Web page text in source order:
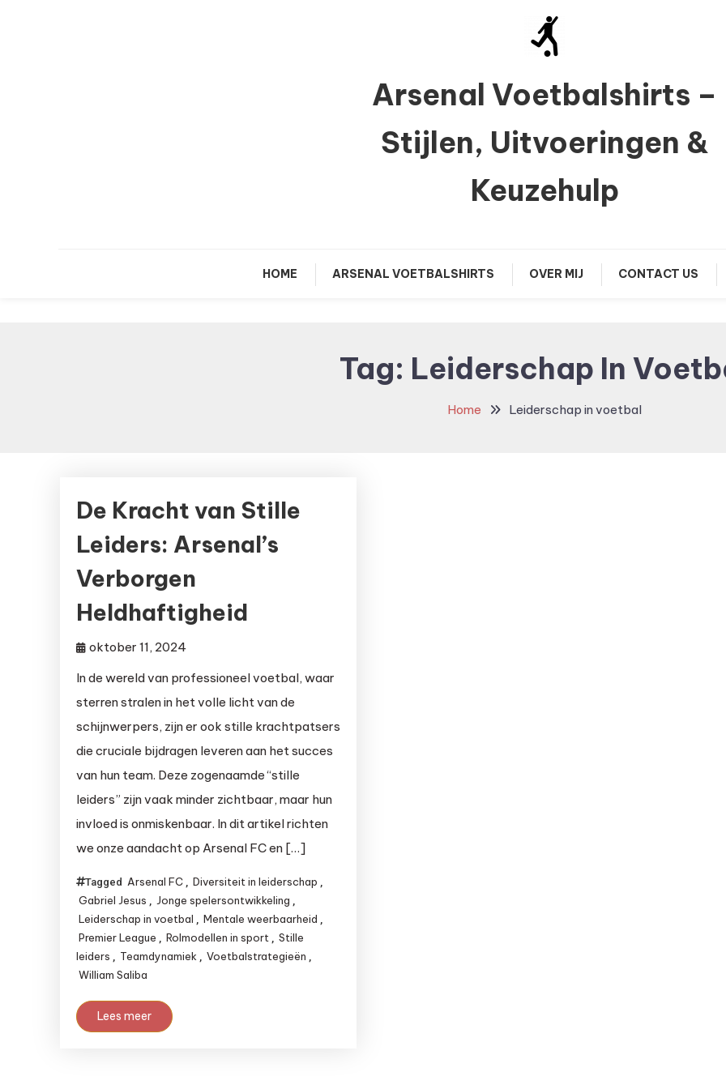
Arsenal Voetbalshirts –
Stijlen, Uitvoeringen &
Keuzehulp
HOME ARSENAL VOETBALSHIRTS OVER MIJ CONTACT US
Tag: Leiderschap In
Home Leiderschap in voetbal
De Kracht van Stille
Leiders: Arsenal’s
Verborgen
Heldhaftigheid
oktober 11, 2024
In de wereld van professioneel voetbal, waar
sterren stralen in het volle licht van de
schijnwerpers, zijn er ook stille krachtpatsers
die cruciale bijdragen leveren aan het succes
van hun team. Deze zogenaamde “stille
leiders” zijn vaak minder zichtbaar, maar hun
invloed is onmiskenbaar. In dit artikel richten
we onze aandacht op Arsenal FC en […]
Tagged Arsenal FC , Diversiteit in leiderschap ,
Gabriel Jesus , Jonge spelersontwikkeling ,
Leiderschap in voetbal , Mentale weerbaarheid ,
Premier League , Rolmodellen in sport , Stille
leiders , Teamdynamiek , Voetbalstrategieën ,
William Saliba
Lees meer